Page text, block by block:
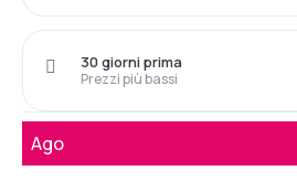
Prezzi più bassi
30 giorni prima
Ago